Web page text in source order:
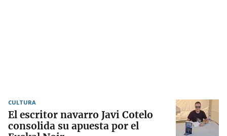
CULTURA
El escritor navarro Javi Cotelo
consolida su apuesta por el